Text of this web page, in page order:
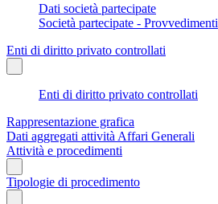
Dati società partecipate
Società partecipate - Provvedimenti
Enti di diritto privato controllati
Enti di diritto privato controllati
Rappresentazione grafica
Dati aggregati attività Affari Generali
Attività e procedimenti
Tipologie di procedimento